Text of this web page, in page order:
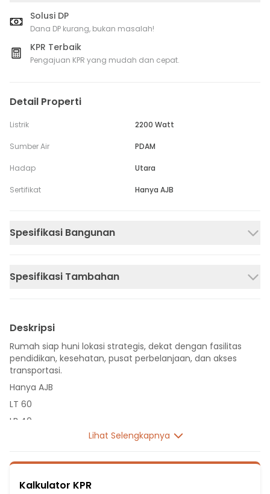
Solusi DP
Dana DP kurang, bukan masalah!
KPR Terbaik
Pengajuan KPR yang mudah dan cepat.
Detail Properti
Listrik 2200 Watt
Sumber Air PDAM
Hadap Utara
Sertifikat Hanya AJB
Spesifikasi Bangunan
Spesifikasi Tambahan
Deskripsi
Rumah siap huni lokasi strategis, dekat dengan fasilitas
pendidikan, kesehatan, pusat perbelanjaan, dan akses
transportasi.
Hanya AJB
LT 60
LB 40
Listrik 2200 VA
Lihat Selengkapnya
Kalkulator KPR